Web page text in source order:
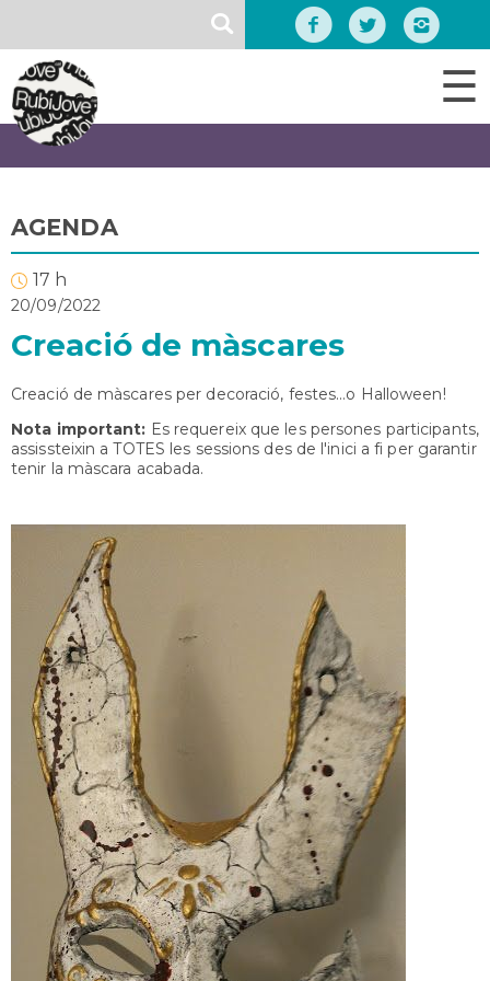
contingut
☰
AGENDA
17 h
20/09/2022
Creació de màscares
Creació de màscares per decoració, festes...o Halloween!
Nota important: Es requereix que les persones participants,
assissteixin a TOTES les sessions des de l'inici a fi per garantir
tenir la màscara acabada.